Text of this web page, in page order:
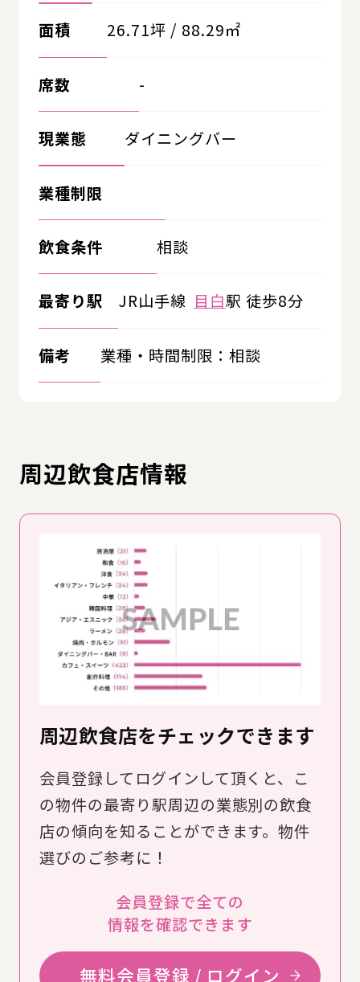
面積 26.71坪 / 88.29㎡
席数 -
現業態 ダイニングバー
業種制限
飲食条件 相談
最寄り駅 JR山手線 目白駅 徒歩8分
備考 業種・時間制限：相談
周辺飲食店情報
周辺飲食店をチェックできます
会員登録してログインして頂くと、こ
の物件の最寄り駅周辺の業態別の飲食
店の傾向を知ることができます。物件
選びのご参考に！
会員登録で全ての
情報を確認できます
無料会員登録 / ログイン